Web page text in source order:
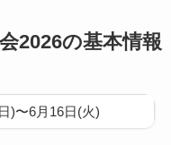
2026の基本情報
)〜6月16日(火)